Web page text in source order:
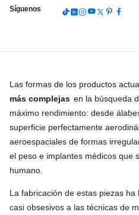
Síguenos
Las formas de los productos
más complejas en la búsqueda
máximo rendimiento: desde
superficie perfectamente
aeroespaciales de formas
el peso e implantes médicos que
humano.
La fabricación de estas piezas
casi obsesivos a las técnicas de